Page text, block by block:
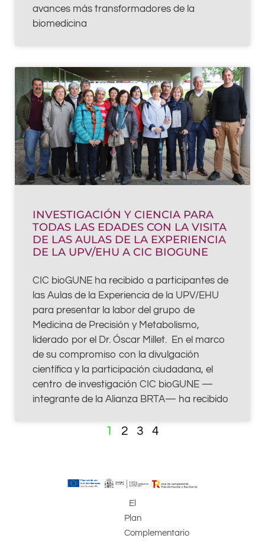
avances más transformadores de la
biomedicina
INVESTIGACIÓN Y CIENCIA PARA
TODAS LAS EDADES CON LA VISITA
DE LAS AULAS DE LA EXPERIENCIA
DE LA UPV/EHU A CIC BIOGUNE
CIC bioGUNE ha recibido a participantes de
las Aulas de la Experiencia de la UPV/EHU
para presentar la labor del grupo de
Medicina de Precisión y Metabolismo,
liderado por el Dr. Óscar Millet. En el marco
de su compromiso con la divulgación
científica y la participación ciudadana, el
centro de investigación CIC bioGUNE —
integrante de la Alianza BRTA— ha recibido
1 2 3 4
El
Plan
Complementario